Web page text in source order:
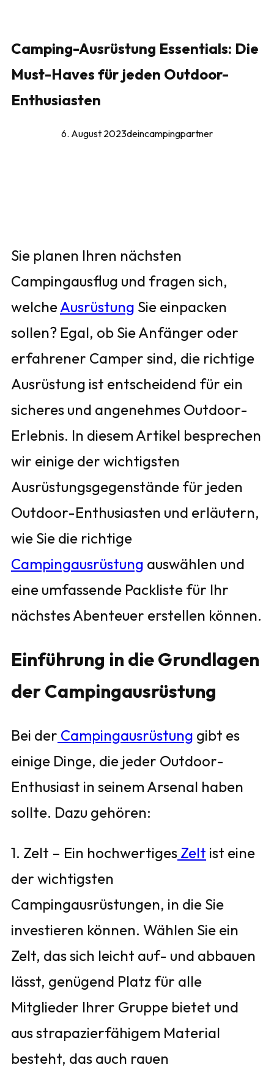
Camping-Ausrüstung Essentials: Die
Must-Haves für jeden Outdoor-
Enthusiasten
6. August 2023deincampingpartner
Sie planen Ihren nächsten
Campingausflug und fragen sich,
welcheAusrüstung Sie einpacken
sollen? Egal, ob Sie Anfänger oder
erfahrener Camper sind, die richtige
Ausrüstung ist entscheidend für ein
sicheres und angenehmes Outdoor-
Erlebnis. In diesem Artikel besprechen
wir einige der wichtigsten
Ausrüstungsgegenstände für jeden
Outdoor-Enthusiasten und erläutern,
wie Sie die richtige
Campingausrüstung auswählen und
eine umfassende Packliste für Ihr
nächstes Abenteuer erstellen können.
Einführung in die Grundlagen
der Campingausrüstung
Bei der Campingausrüstung gibt es
einige Dinge, die jeder Outdoor-
Enthusiast in seinem Arsenal haben
sollte. Dazu gehören:
1. Zelt – Ein hochwertiges Zelt ist eine
der wichtigsten
Campingausrüstungen, in die Sie
investieren können. Wählen Sie ein
Zelt, das sich leicht auf- und abbauen
lässt, genügend Platz für alle
Mitglieder Ihrer Gruppe bietet und
aus strapazierfähigem Material
besteht, das auch rauen